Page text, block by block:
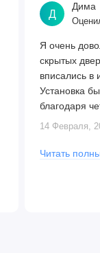
Д
Дима
Я очень
скрытых
вписались в
Установка
благодаря
Алексея.
14 Февраля,
Читать